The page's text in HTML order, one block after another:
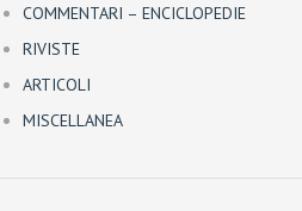
COMMENTARI – ENCICLOPEDIE
RIVISTE
ARTICOLI
MISCELLANEA